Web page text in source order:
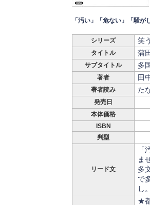
「汚い」「危ない」「騒
シリーズ 笑
タイトル 蒲
サブタイトル 多
著者 田
著者読み た
発売日
本体価格
ISBN
判型
リード文
ま
多
で
し。
★